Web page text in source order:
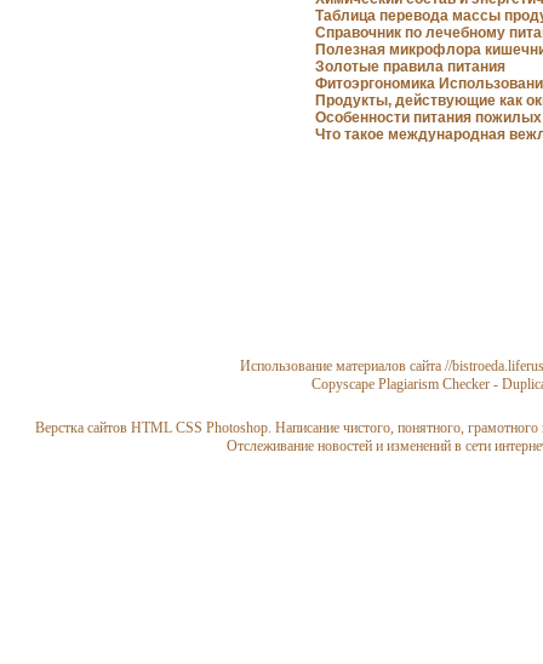
Кройка и пошив дома
Целебные свойства
растений
Таблица перевода массы
Справочник по лечебному
Полезная микрофлора
Золотые правила питания
Фитоэргономика
Продукты, действующие как
Особенности питания
Что такое международная
Использование материалов сайта //
Copyscape Plagiarism Checker -
Верстка сайтов HTML CSS Photoshop. Написание чистого, понятного,
Отслеживание новостей и изменений в сети